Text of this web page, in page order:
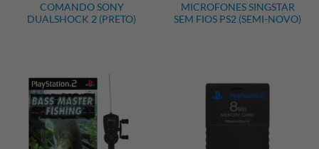
COMANDO SONY
DUALSHOCK 2 (PRETO)
MICROFONES SINGSTAR
SEM FIOS PS2 (SEMI-NOVO)